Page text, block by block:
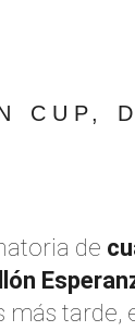
CUP,
de
más tarde,